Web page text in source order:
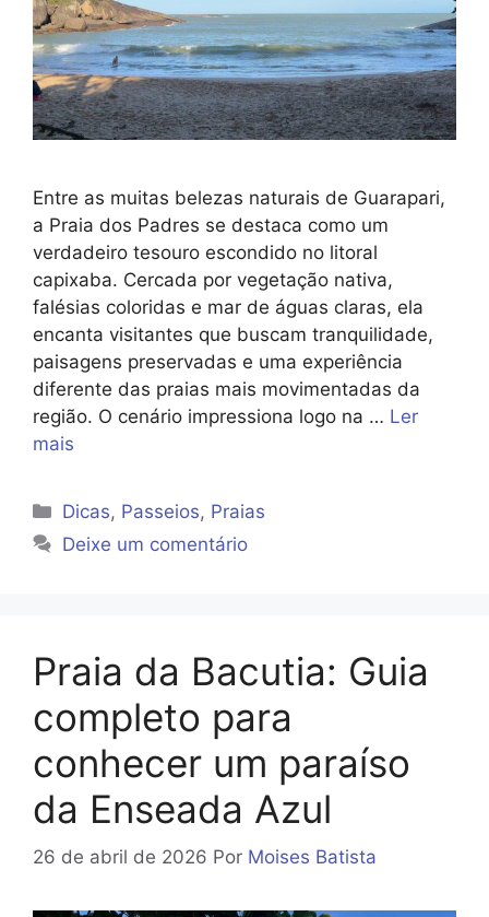
Entre as muitas belezas naturais de Guarapari,
a Praia dos Padres se destaca como um
verdadeiro tesouro escondido no litoral
capixaba. Cercada por vegetação nativa,
falésias coloridas e mar de águas claras, ela
encanta visitantes que buscam tranquilidade,
paisagens preservadas e uma experiência
diferente das praias mais movimentadas da
região. O cenário impressiona logo na … Ler
mais
Categorias
Dicas, Passeios, Praias
Deixe um comentário
Praia da Bacutia: Guia
completo para
conhecer um paraíso
da Enseada Azul
26 de abril de 2026 Por Moises Batista